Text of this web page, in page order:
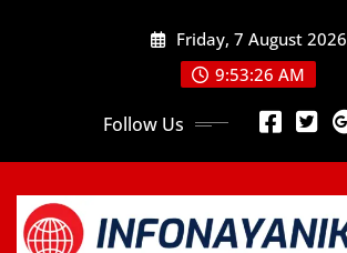
Friday, 7 August 2026
9:53:27 AM
Follow Us